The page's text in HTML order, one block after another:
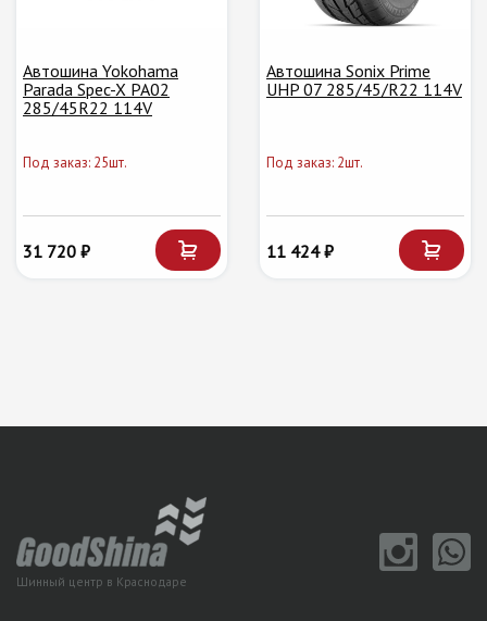
Автошина Yokohama
Parada Spec-X PA02
285/45R22 114V
Под заказ: 25шт.
31 720 ₽
Автошина Sonix Prime
UHP 07 285/45/R22 114V
Под заказ: 2шт.
11 424 ₽
Шинный центр в Краснодаре